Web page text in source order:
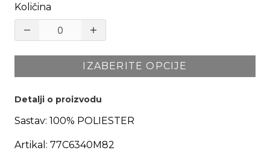
Količina
IZABERITE OPCIJE
Detalji o proizvodu
Sastav: 100% POLIESTER
Artikal: 77C6340M82